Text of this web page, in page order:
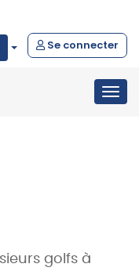
Se connecter
golfs à